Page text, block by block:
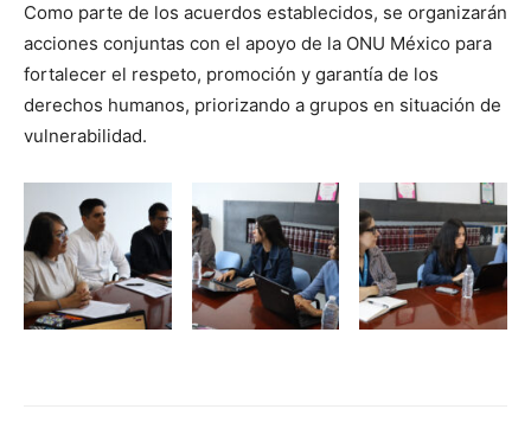
Como parte de los acuerdos establecidos, se organizarán
acciones conjuntas con el apoyo de la ONU México para
fortalecer el respeto, promoción y garantía de los
derechos humanos, priorizando a grupos en situación de
vulnerabilidad.